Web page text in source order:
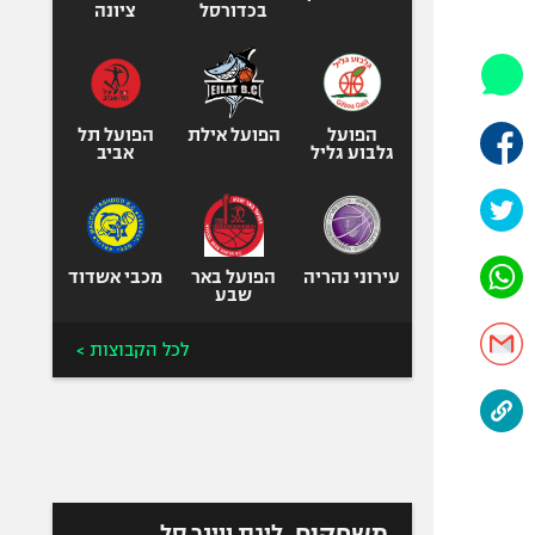
ספורט מוטורי
כדורמים
ספורט אתגרי
ואקסטרים
אומנויות לחימה
בכדורסל
ציונה
הפועל
גלבוע גליל
הפועל אילת
הפועל תל
אביב
עירוני נהריה
הפועל באר
שבע
מכבי אשדוד
לכל הקבוצות >